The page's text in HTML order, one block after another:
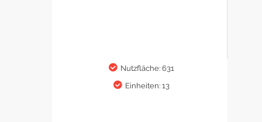
Nutzfläche: 631
Einheiten: 13